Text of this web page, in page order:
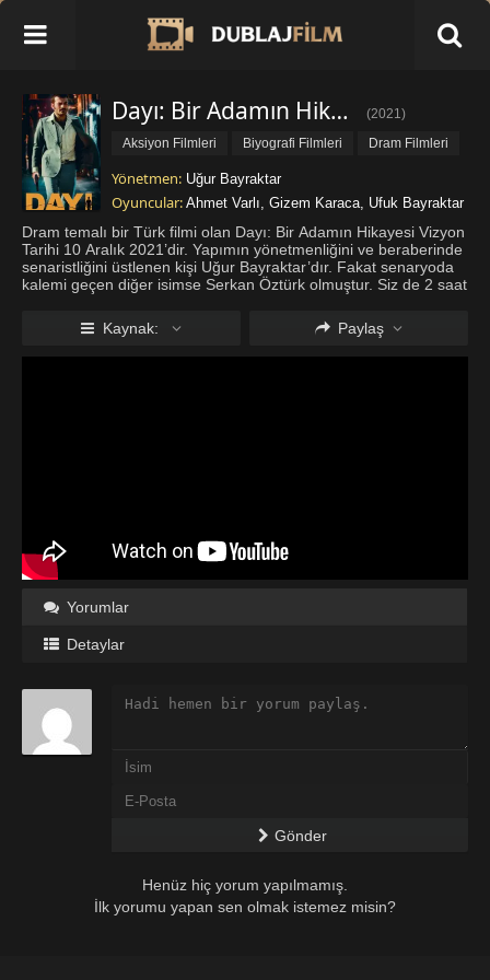
Dayı: Bir Adamın Hikayesi Full İzle (2021)
Aksiyon Filmleri
Biyografi Filmleri Dram Filmleri
Macera Filmleri
Yönetmen: Uğur Bayraktar
Oyuncular: Ahmet Varlı, Gizem Karaca, Ufuk Bayraktar
Dram temalı bir Türk filmi olan Dayı: Bir Adamın Hikayesi Vizyon
Tarihi 10 Aralık 2021’dir. Yapımın yönetmenliğini ve beraberinde
senaristliğini üstlenen kişi Uğur Bayraktar’dır. Fakat senaryoda
kalemi geçen diğer isimse Serkan Öztürk olmuştur. Siz de 2 saat
fazla göster
Kaynak: Paylaş
Yorumlar
Detaylar
Gönder
Henüz hiç yorum yapılmamış.
İlk yorumu yapan sen olmak istemez misin?